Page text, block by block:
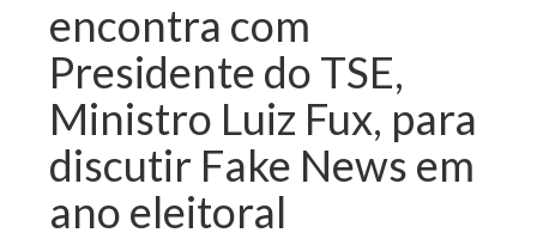
encontra com
Presidente do TSE,
Ministro Luiz Fux, para
discutir Fake News em
ano eleitoral